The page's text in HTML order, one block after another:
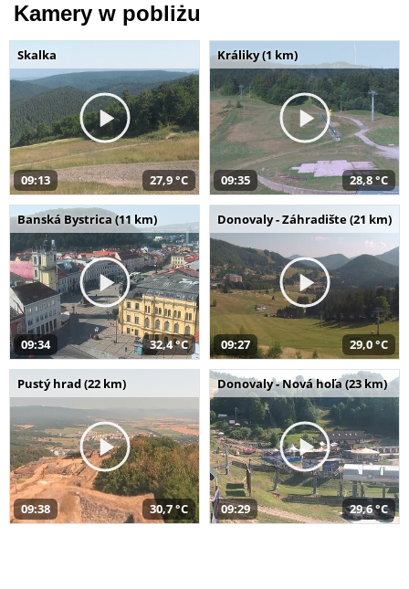
Kamery w pobliżu
Skalka
09:13 27,9 °C
Králiky (1 km)
09:35 28,8 °C
Banská Bystrica (11 km)
09:34 32,4 °C
Donovaly - Záhradište (21 km)
09:27 29,0 °C
Pustý hrad (22 km)
09:38 30,7 °C
Donovaly - Nová hoľa (23 km)
09:29 29,6 °C